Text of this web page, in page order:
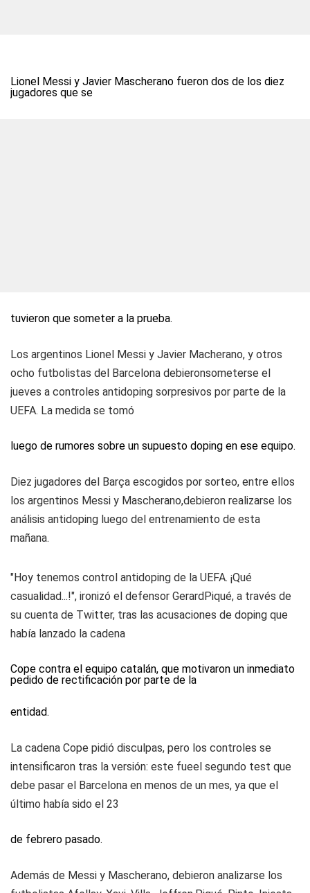
Lionel Messi y Javier Mascherano fueron dos de los diez
jugadores que se
tuvieron que someter a la prueba.
Los argentinos Lionel Messi y Javier Macherano, y otros
ocho futbolistas del Barcelona debieronsometerse el
jueves a controles antidoping sorpresivos por parte de la
UEFA. La medida se tomó
luego de rumores sobre un supuesto doping en ese equipo.
Diez jugadores del Barça escogidos por sorteo, entre ellos
los argentinos Messi y Mascherano,debieron realizarse los
análisis antidoping luego del entrenamiento de esta
mañana.
"Hoy tenemos control antidoping de la UEFA. ¡Qué
casualidad...!", ironizó el defensor GerardPiqué, a través de
su cuenta de Twitter, tras las acusaciones de doping que
había lanzado la cadena
Cope contra el equipo catalán, que motivaron un inmediato
pedido de rectificación por parte de la
entidad.
La cadena Cope pidió disculpas, pero los controles se
intensificaron tras la versión: este fueel segundo test que
debe pasar el Barcelona en menos de un mes, ya que el
último había sido el 23
de febrero pasado.
Además de Messi y Mascherano, debieron analizarse los